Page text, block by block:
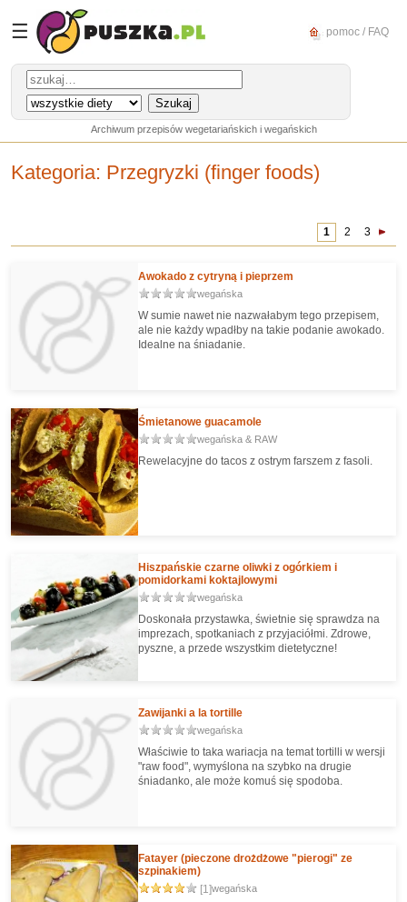
☰ pomoc / FAQ
Archiwum przepisów wegetariańskich i wegańskich
Kategoria: Przegryzki (finger foods)
1 2 3
Awokado z cytryną i pieprzem
wegańska
W sumie nawet nie nazwałabym tego przepisem,
ale nie każdy wpadłby na takie podanie awokado.
Idealne na śniadanie.
Śmietanowe guacamole
wegańska & RAW
Rewelacyjne do tacos z ostrym farszem z fasoli.
Hiszpańskie czarne oliwki z ogórkiem i
pomidorkami koktajlowymi
wegańska
Doskonała przystawka, świetnie się sprawdza na
imprezach, spotkaniach z przyjaciółmi. Zdrowe,
pyszne, a przede wszystkim dietetyczne!
Zawijanki a la tortille
wegańska
Właściwie to taka wariacja na temat tortilli w wersji
"raw food", wymyślona na szybko na drugie
śniadanko, ale może komuś się spodoba.
Fatayer (pieczone drożdżowe "pierogi" ze
szpinakiem)
[1]wegańska